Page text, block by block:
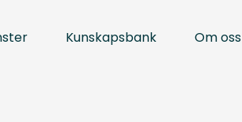
Kunskapsbank Om oss